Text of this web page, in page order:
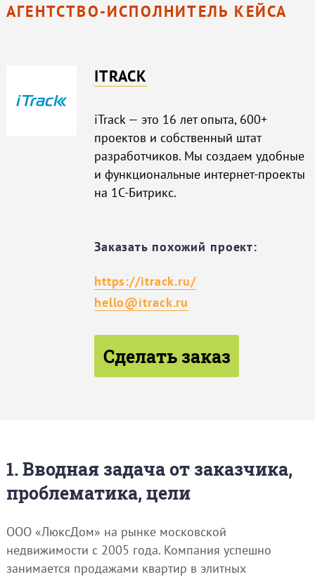
АГЕНТСТВО-ИСПОЛНИТЕЛЬ КЕЙСА
ITRACK
iTrack — это 16 лет опыта, 600+
проектов и собственный штат
разработчиков. Мы создаем удобные
и функциональные интернет-проекты
на 1С-Битрикс.
Заказать похожий проект:
https://itrack.ru/
hello@itrack.ru
Сделать заказ
1. Вводная задача от заказчика,
проблематика, цели
ООО «ЛюксДом» на рынке московской
недвижимости с 2005 года. Компания успешно
занимается продажами квартир в элитных